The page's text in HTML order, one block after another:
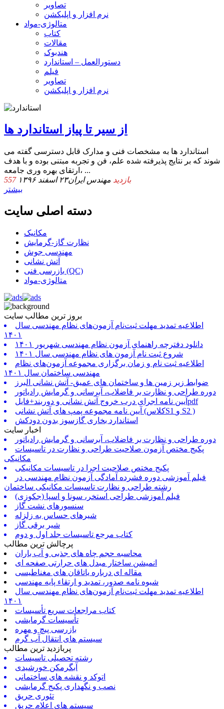
تصاویر
نرم افزار و اپلیکشن
متالوژی-مواد
کتاب
مقالات
هندبوک
دستورالعمل – استاندارد
فیلم
تصاویر
نرم افزار و اپلیکشن
از سیر تا پیاز استاندارد ها
استاندارد ها به مشخصات فنی و مدارک قابل دسترسی گفته می
شوند که بر نتایج پذیرفته شده علم، فن و تجربه مبتنی بوده و با هدف
ارتقای بهره وری جامعه، ...
557 بازدید مهندس ایران۲۳ اسفند ۱۳۹۶
بیشتر
دسته اصلی سایت
مکانیک
نظارت گاز-گرمایش
مهندسی جوش
آتش نشانی
بازرسی فنی (QC)
متالوژی-مواد
بروز ترین مطالب سایت
اطلاعیه تمدید مهلت ثبت‌نام آزمون‌های نظام مهندسی سال
۱۴۰۱
دانلود دفترچه راهنمای آزمون نظام مهندسی شهریور ۱۴۰۱
شروع ثبت نام آزمون های نظام مهندسی سال ۱۴۰۱
اطلاعیه ثبت نام و زمان برگزاری مجموعه آزمون‌های نظام
مهندسی ساختمان سال ۱۴۰۱
ضوابط زیر زمین ها و ساختمان های عمیق- آتش نشانی البرز
دوره طراحی و نظارت بر فاضلاب، آبرسانی و گرمایش رادیاتور
آیین نامه اجرای درب خروج آتش نشانی و دوربند+فایلpdf
آیین نامه مجموعه پمپ های آتش نشانی (کلاسS1 و S2 )
استاندارد بخاری گازسوز بدون دودکش
اخبار سایت
دوره طراحی و نظارت بر فاضلاب، آبرسانی و گرمایش رادیاتور
پکیج مختص آزمون صلاحیت طراحی و نظارت در تاسیسات
مکانیکی
پکیج مختص صلاحیت اجرا در تاسیسات مکانیکی
فیلم آموزشی دوره فشرده آمادگی آزمون نظام مهندسی در
رشته طراحی و نظارت تاسیسات مکانیکی ساختمان
فیلم آموزشی طراحی استخر، سونا و اسپا (جکوزی)
سنسورهای نشت گاز
شیرهای حساس به زلزله
شیر برقی گاز
کتاب مرجع تاسیسات جلد اول و دوم
پرچالش ترین مطالب
محاسبه حجم چاه های جذبی و آب باران
انمیشن ساختار مبدل های حرارتی صفحه ای
مقاله ای درباره یاتاقان های مغناطیسی
شیوه نامه صدور، تمدید و ارتقاء پایه مهندسی
اطلاعیه تمدید مهلت ثبت‌نام آزمون‌های نظام مهندسی سال
۱۴۰۱
کتاب مراجعات سریع تأسیسات
تأسیسات گرمایشی
بازرسی پیچ و مهره
سیستم های انتقال آب گرم
پربازدید ترین مطالب
رشته تحصیلی تاسیسات
آبگرمکن خورشیدی
اتوکد و نقشه های ساختمانی
نصب و نگهداری پکیج گرمایشی
تئوری حریق
سیستم های اعلام حریق